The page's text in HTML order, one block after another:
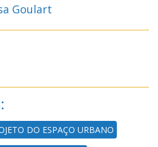
Goulart
DO ESPAÇO URBANO